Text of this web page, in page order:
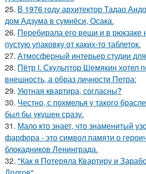
25. В 1976 году архитектор Тадао
дом Адзума в сумиёси, Осака.
26. Перебирала его вещи и в рюкзаке
пустую упаковку от каких-то таблеток.
27. Атмосферный интерьер студии
28. Пётр I. Скульптор Шемякин хотел
внешность, а образ личности Петра:
29. Уютная квартира, согласны?
30. Честно, с похмелья у такого
был бы укушен сразу.
31. Мало кто знает, что знаменитый
фарфора - это символ памяти о
блокадников Ленинграда.
32. "Как я Потеряла Квартиру и